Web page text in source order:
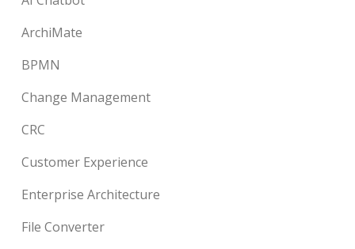
ArchiMate
BPMN
Change Management
CRC
Customer Experience
Enterprise Architecture
File Converter